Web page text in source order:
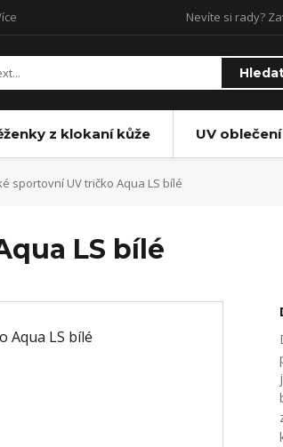
Nevíte si rady?
z klokaní kůže UV oblečení
sportovní UV tričko Aqua LS bílé
LS bílé